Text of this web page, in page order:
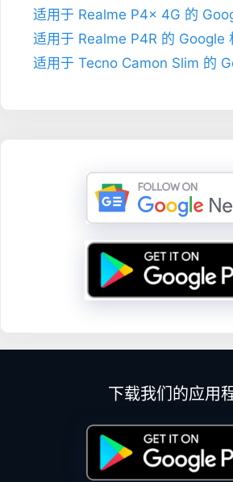
适用于 Realme P4x 4G 的
适用于 Realme P4R 的 Google
适用于 Tecno Camon Slim 的
下载我们的应用